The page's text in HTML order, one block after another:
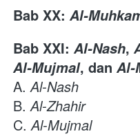
Bab XX: Al-
Bab XXI: Al-Nash,
Al-Mujmal, dan Al-
A. Al-Nash
B. Al-Zhahir
C. Al-Mujmal